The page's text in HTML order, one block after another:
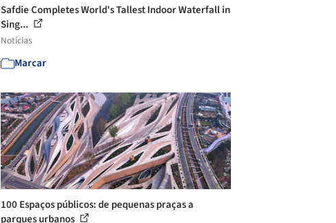
Safdie Completes World's Tallest Indoor Waterfall in
Sing...
Notícias
Marcar
100 Espaços públicos: de pequenas praças a
parques urbanos